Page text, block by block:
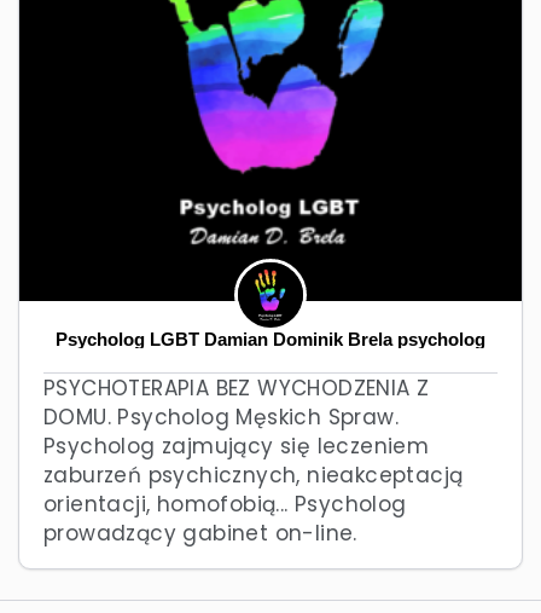
Psycholog LGBT Damian Dominik Brela psycholog
PSYCHOTERAPIA BEZ WYCHODZENIA Z
DOMU. Psycholog Męskich Spraw.
Psycholog zajmujący się leczeniem
zaburzeń psychicznych, nieakceptacją
orientacji, homofobią... Psycholog
prowadzący gabinet on-line.